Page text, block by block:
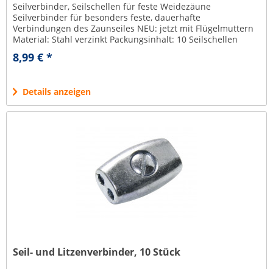
Seilverbinder, Seilschellen für feste Weidezäune
Seilverbinder für besonders feste, dauerhafte
Verbindungen des Zaunseiles NEU: jetzt mit Flügelmuttern
Material: Stahl verzinkt Packungsinhalt: 10 Seilschellen
Verwendung für Seile von 4...
8,99 € *
Details anzeigen
Seil- und Litzenverbinder, 10 Stück